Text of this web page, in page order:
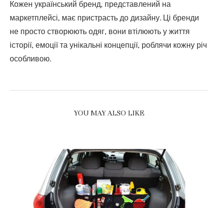
Кожен український бренд, представлений на
маркетплейсі, має пристрасть до дизайну. Ці бренди
не просто створюють одяг, вони втілюють у життя
історії, емоції та унікальні концепції, роблячи кожну річ
особливою.
YOU MAY ALSO LIKE